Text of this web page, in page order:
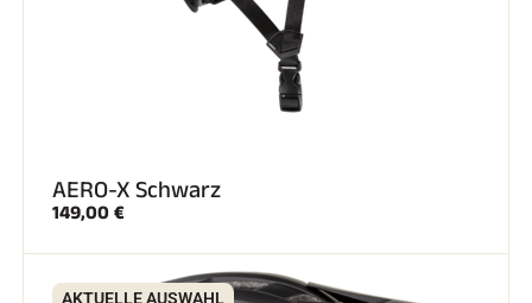
AERO-X Schwarz
149,00 €
AKTUELLE AUSWAHL